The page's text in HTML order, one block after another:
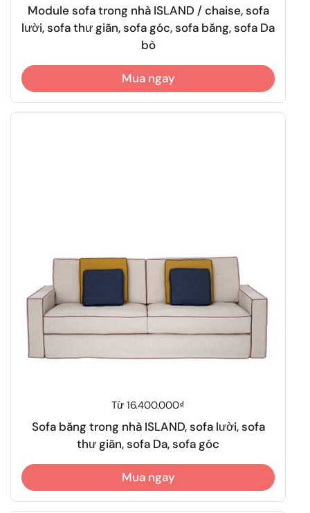
Module sofa trong nhà ISLAND / chaise, sofa
lười, sofa thư giãn, sofa góc, sofa băng, sofa Da
bò
Mua ngay
Giá thông thường
Từ 16.400.000₫
Sofa băng trong nhà ISLAND, sofa lười, sofa
thư giãn, sofa Da, sofa góc
Mua ngay